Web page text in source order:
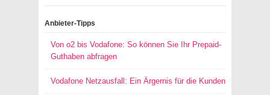
Anbieter-Tipps
Von o2 bis Vodafone: So können Sie Ihr Prepaid-
Guthaben abfragen
Vodafone Netzausfall: Ein Ärgernis für die Kunden